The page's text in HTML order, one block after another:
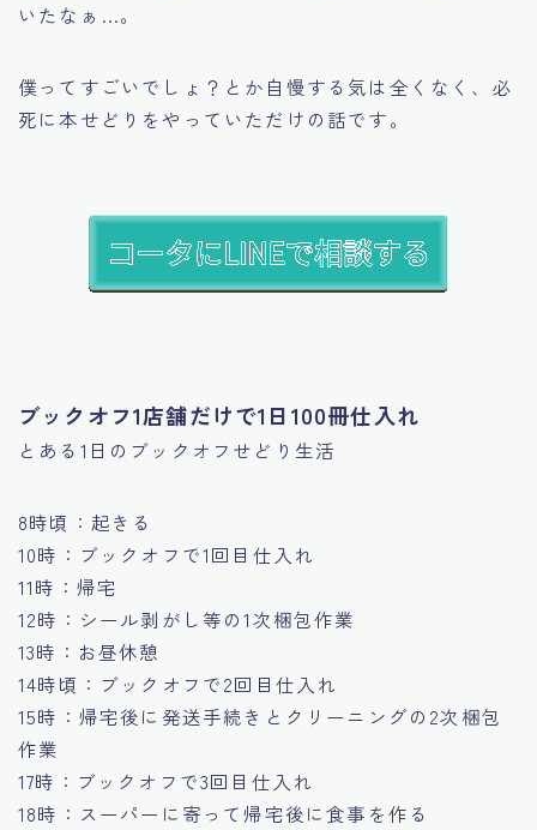
いたなぁ…。
僕ってすごいでしょ？とか自慢する気は全くなく、必
死に本せどりをやっていただけの話です。
ブックオフ1店舗だけで1日100冊仕入れ
とある1日のブックオフせどり生活
8時頃：起きる
10時： ブックオフで1回目仕入れ
11時：帰宅
12時：シール剥がし等の1次梱包作業
13時：お昼休憩
14時頃： ブックオフで2回目仕入れ
15時：帰宅後に発送手続きとクリーニングの2次梱包
作業
17時： ブックオフで3回目仕入れ
18時：スーパーに寄って帰宅後に食事を作る